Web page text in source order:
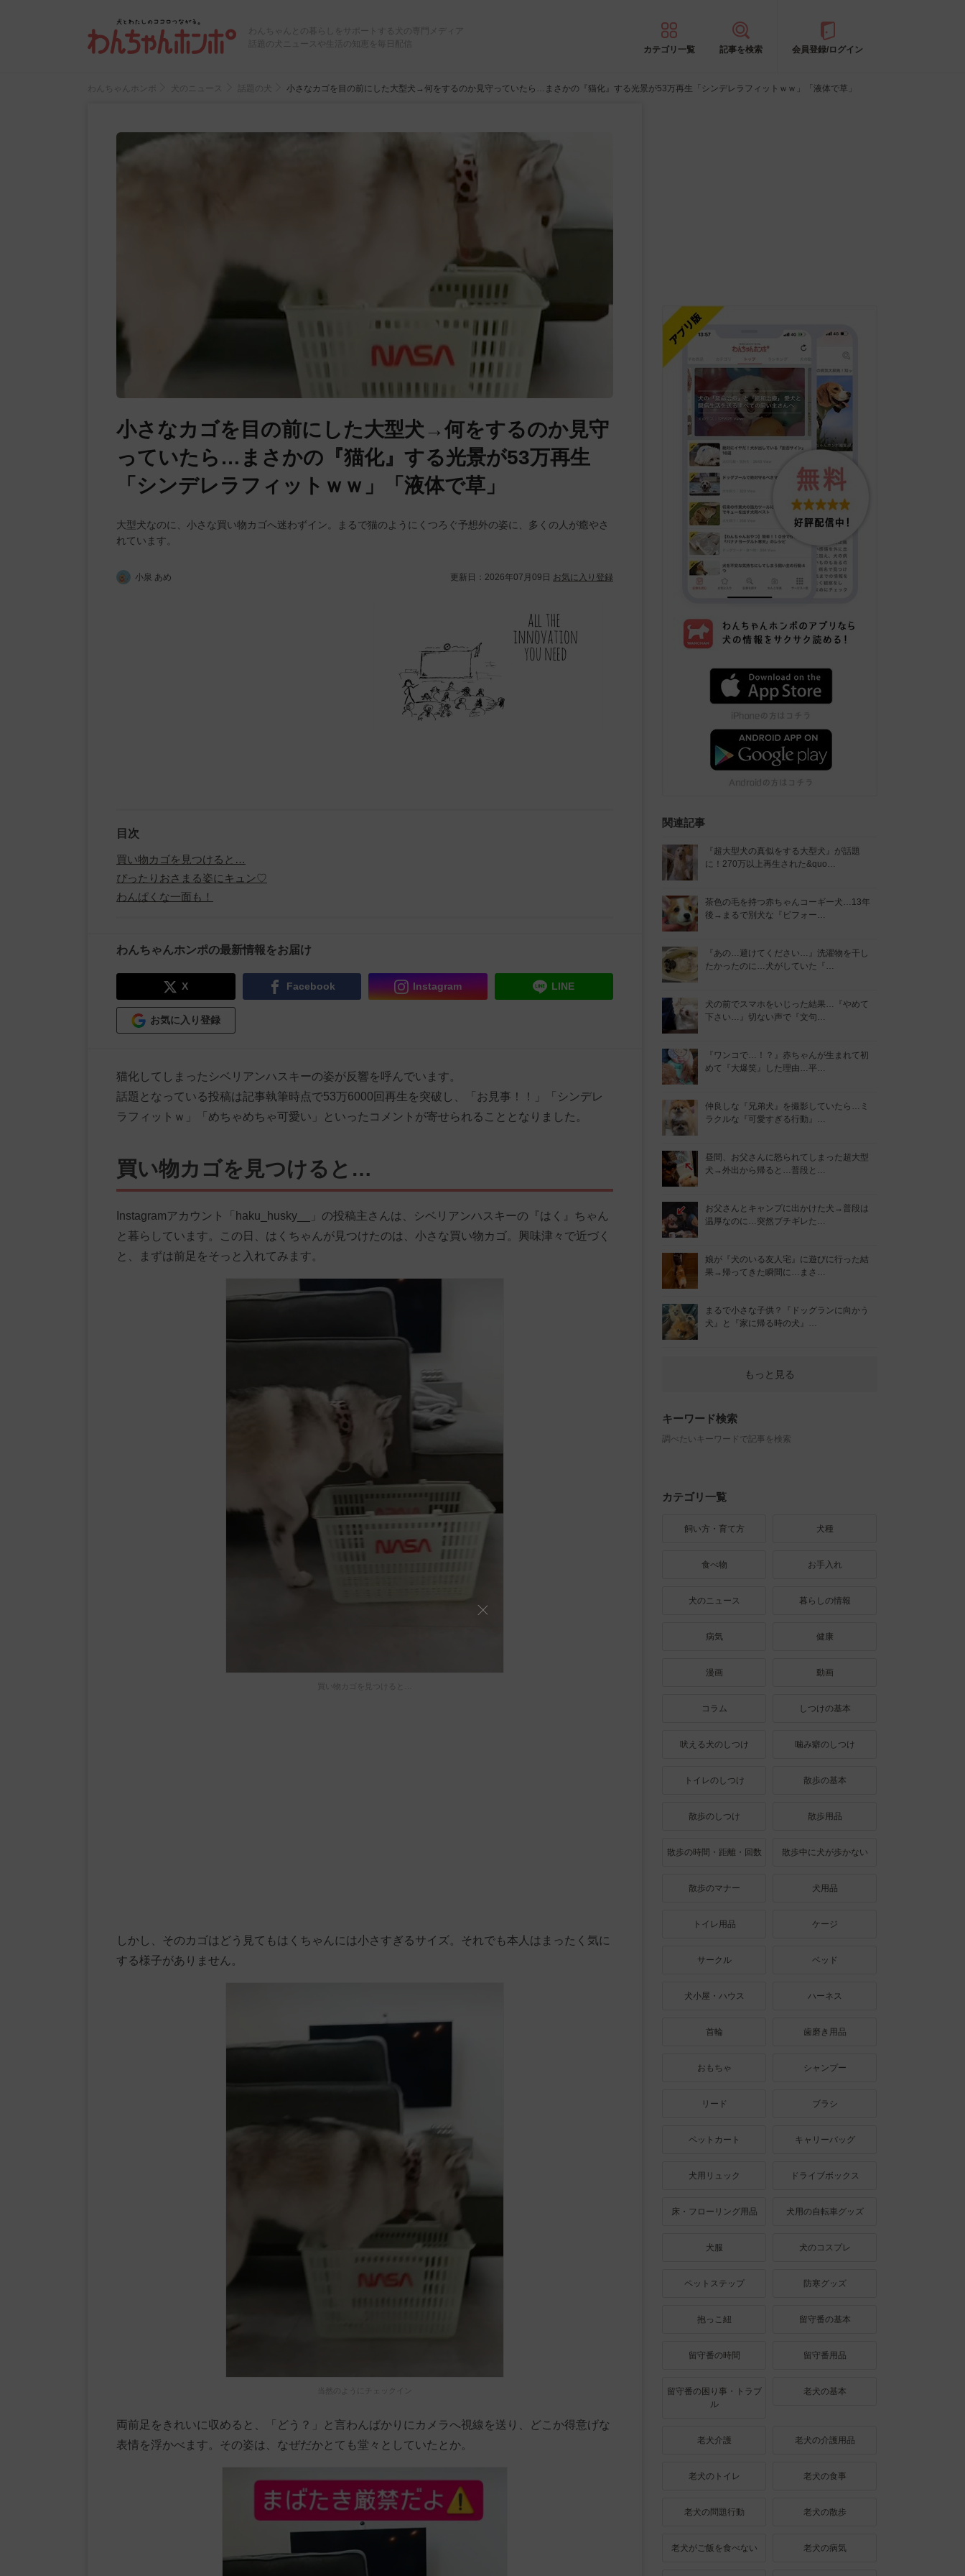
わんちゃんとの暮らしをサポートする犬の専門メディア
話題の犬ニュースや生活の知恵を毎日配信
カテゴリ一覧 記事を検索 会員登録/ログイン
わんちゃんホンポ 犬のニュース 話題の犬 小さなカゴを目の前にした大型犬→何をするのか見守っていたら…まさかの『猫化』する光景が53万再生「シンデレラフィットｗｗ」「液体で草」
小さなカゴを目の前にした大型犬→何をするのか見守
っていたら…まさかの『猫化』する光景が53万再生
「シンデレラフィットｗｗ」「液体で草」
大型犬なのに、小さな買い物カゴへ迷わずイン。まるで猫のようにくつろぐ予想外の姿に、多くの人が癒やさ
れています。
小泉 あめ 更新日： 2026年07月09日 お気に入り登録
目次
買い物カゴを見つけると…
ぴったりおさまる姿にキュン♡
わんぱくな一面も！
わんちゃんホンポの最新情報をお届け
X Facebook Instagram LINE
お気に入り登録
猫化してしまったシベリアンハスキーの姿が反響を呼んでいます。
話題となっている投稿は記事執筆時点で53万6000回再生を突破し、「お見事！！」「シンデレ
ラフィットｗ」「めちゃめちゃ可愛い」といったコメントが寄せられることとなりました。
買い物カゴを見つけると…
Instagramアカウント「haku_husky__」の投稿主さんは、シベリアンハスキーの『はく』ちゃん
と暮らしています。この日、はくちゃんが見つけたのは、小さな買い物カゴ。興味津々で近づく
と、まずは前足をそっと入れてみます。
買い物カゴを見つけると…
しかし、そのカゴはどう見てもはくちゃんには小さすぎるサイズ。それでも本人はまったく気に
する様子がありません。
当然のようにチェックイン
両前足をきれいに収めると、「どう？」と言わんばかりにカメラへ視線を送り、どこか得意げな
表情を浮かべます。その姿は、なぜだかとても堂々としていたとか。
関連記事
『超大型犬の真似をする大型犬』が話題
に！270万以上再生された&quo…
茶色の毛を持つ赤ちゃんコーギー犬…13年
後→まるで別犬な『ビフォー…
『あの…避けてください…』洗濯物を干し
たかったのに…犬がしていた『…
犬の前でスマホをいじった結果…『やめて
下さい…』切ない声で『文句…
『ワンコで…！？』赤ちゃんが生まれて初
めて『大爆笑』した理由…平…
仲良しな『兄弟犬』を撮影していたら…ミ
ラクルな『可愛すぎる行動』…
昼間、お父さんに怒られてしまった超大型
犬→外出から帰ると…普段と…
お父さんとキャンプに出かけた犬→普段は
温厚なのに…突然ブチギレた…
娘が『犬のいる友人宅』に遊びに行った結
果→帰ってきた瞬間に…まさ…
まるで小さな子供？『ドッグランに向かう
犬』と『家に帰る時の犬』…
もっと見る
キーワード検索
調べたいキーワードで記事を検索
カテゴリ一覧
飼い方・育て方 犬種
食べ物 お手入れ
犬のニュース 暮らしの情報
病気 健康
漫画 動画
コラム しつけの基本
吠える犬のしつけ 噛み癖のしつけ
トイレのしつけ 散歩の基本
散歩のしつけ 散歩用品
散歩の時間・距離・回数 散歩中に犬が歩かない
散歩のマナー 犬用品
トイレ用品 ケージ
サークル ベッド
犬小屋・ハウス ハーネス
首輪 歯磨き用品
おもちゃ シャンプー
リード ブラシ
ペットカート キャリーバッグ
犬用リュック ドライブボックス
床・フローリング用品 犬用の自転車グッズ
犬服 犬のコスプレ
ペットステップ 防寒グッズ
抱っこ紐 留守番の基本
留守番の時間 留守番用品
留守番の困り事・トラブ
ル
老犬の基本
老犬介護 老犬の介護用品
老犬のトイレ 老犬の食事
老犬の問題行動 老犬の散歩
老犬がご飯を食べない 老犬の病気